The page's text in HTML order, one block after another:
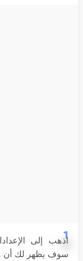
1
اذهب إلى
سوف يظهر لك أن